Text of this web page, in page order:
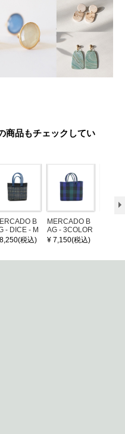
商品もチェックしてい
B
- DICE - M
- Black
税込)
MERCADO B
AG - 3COLOR
S CHECK - Bl
¥ 7,150(税込)